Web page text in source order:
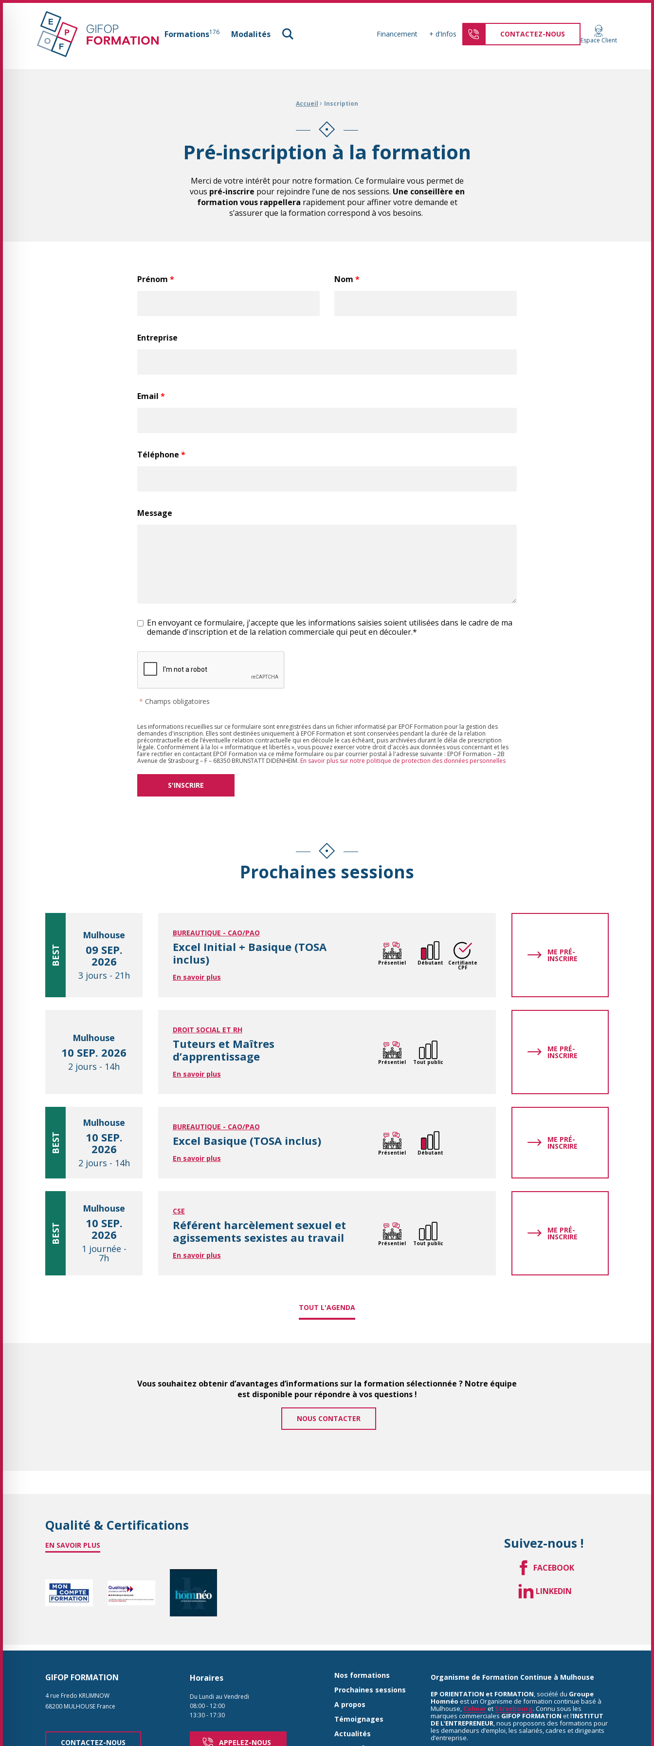
GIFOP Formation Centre de formation continue à Mulhouse
Formations176 Modalités Financement + d’Infos CONTACTEZ-NOUS
Espace Client
Accueil › Inscription
Pré-inscription à la formation
Merci de votre intérêt pour notre formation. Ce formulaire vous permet de
vous pré-inscrire pour rejoindre l’une de nos sessions. Une conseillère en
formation vous rappellera rapidement pour affiner votre demande et
s’assurer que la formation correspond à vos besoins.
Prénom * Nom *
Entreprise
Email *
Téléphone *
Message
En envoyant ce formulaire, j'accepte que les informations saisies soient utilisées dans le cadre de ma
demande d'inscription et de la relation commerciale qui peut en découler.*
* Champs obligatoires
Les informations recueillies sur ce formulaire sont enregistrées dans un fichier informatisé par EPOF Formation pour la gestion des
demandes d'inscription. Elles sont destinées uniquement à EPOF Formation et sont conservées pendant la durée de la relation
précontractuelle et de l’éventuelle relation contractuelle qui en découle le cas échéant, puis archivées durant le délai de prescription
légale. Conformément à la loi « informatique et libertés », vous pouvez exercer votre droit d'accès aux données vous concernant et les
faire rectifier en contactant EPOF Formation via ce même formulaire ou par courrier postal à l'adresse suivante : EPOF Formation – 2B
Avenue de Strasbourg – F – 68350 BRUNSTATT DIDENHEIM. En savoir plus sur notre politique de protection des données personnelles
Prochaines sessions
BEST
Mulhouse
09 SEP.
2026
3 jours - 21h
BUREAUTIQUE - CAO/PAO
Excel Initial + Basique (TOSA
inclus)
En savoir plus
Présentiel Débutant Certifiante
CPF
ME PRÉ-
INSCRIRE
Mulhouse
10 SEP. 2026
2 jours - 14h
DROIT SOCIAL ET RH
Tuteurs et Maîtres
d’apprentissage
En savoir plus
Présentiel Tout public
ME PRÉ-
INSCRIRE
BEST
Mulhouse
10 SEP.
2026
2 jours - 14h
BUREAUTIQUE - CAO/PAO
Excel Basique (TOSA inclus)
En savoir plus
Présentiel Débutant
ME PRÉ-
INSCRIRE
BEST
Mulhouse
10 SEP.
2026
1 journée -
7h
CSE
Référent harcèlement sexuel et
agissements sexistes au travail
En savoir plus
Présentiel Tout public
ME PRÉ-
INSCRIRE
TOUT L'AGENDA
Vous souhaitez obtenir d’avantages d’informations sur la formation sélectionnée ? Notre équipe
est disponible pour répondre à vos questions !
NOUS CONTACTER
Qualité & Certifications
EN SAVOIR PLUS Suivez-nous !
FACEBOOK
LINKEDIN
GIFOP FORMATION
4 rue Fredo KRUMNOW
68200 MULHOUSE France
CONTACTEZ-NOUS
Horaires
Du Lundi au Vendredi
08:00- 12:00
13:30- 17:30
APPELEZ-NOUS
Nos formations
Prochaines sessions
A propos
Témoignages
Actualités
Organisme de Formation Continue à Mulhouse
EP ORIENTATION et FORMATION, société du Groupe
Homnéoest un Organisme de formation continue basé à
Mulhouse, Colmaret Strasbourg. Connu sous les
marques commercialesGIFOP FORMATION et l’INSTITUT
DE L’ENTREPRENEUR, nous proposons des formations pour
les demandeurs d’emploi, les salariés, cadres et dirigeants
d’entreprise.